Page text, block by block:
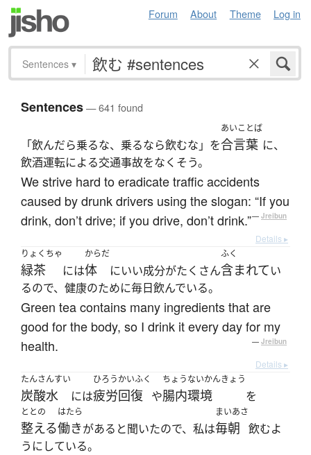
Forum About Theme Log in
Sentences ▾
Sentences— 641 found
「飲んだら乗るな、乗るなら飲むな」を
あいことば
合言葉 に、
飲酒運転による交通事故をなくそう。
We strive hard to eradicate traffic accidents
caused by drunk drivers using the slogan: “If you
drink, don’t drive; if you drive, don’t drink.”— Jreibun
Details ▸
りょくちゃ
緑茶 には
からだ
体 にいい成分がたくさん
ふく
含まれてい
るので、健康のために毎日飲んでいる。
Green tea contains many ingredients that are
good for the body, so I drink it every day for my
health.
— Jreibun
Details ▸
たんさんすい
炭酸水 には
ひろうかいふく
疲労回復 や
ちょうないかんきょう
腸内環境 を
ととの
整える
はたら
働きがあると聞いたので、私は
まいあさ
毎朝 飲むよ
うにしている。